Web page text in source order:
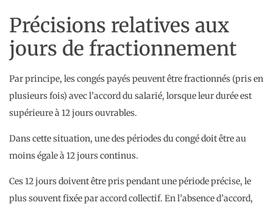
Précisions relatives aux
jours de fractionnement
Par principe, les congés payés peuvent être fractionnés (pris en
plusieurs fois) avec l’accord du salarié, lorsque leur durée est
supérieure à 12 jours ouvrables.
Dans cette situation, une des périodes du congé doit être au
moins égale à 12 jours continus.
Ces 12 jours doivent être pris pendant une période précise, le
plus souvent fixée par accord collectif. En l’absence d’accord,